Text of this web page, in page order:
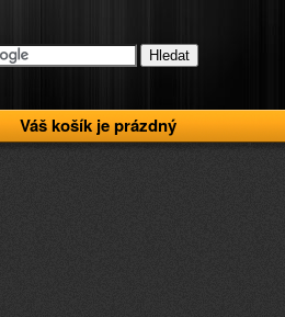
Váš košík je prázdný